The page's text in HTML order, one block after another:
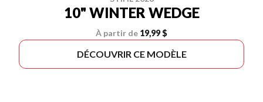
10" WINTER WEDGE
À partir de 19,99 $
DÉCOUVRIR CE MODÈLE